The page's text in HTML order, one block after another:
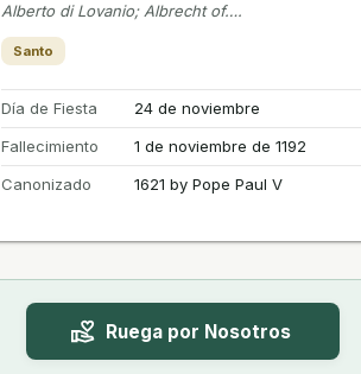
Alberto di Lovanio; Albrecht of….
Santo
Día de Fiesta
24 de noviembre
Fallecimiento
1 de noviembre de 1192
Canonizado
1621 by Pope Paul V
Ruega por Nosotros